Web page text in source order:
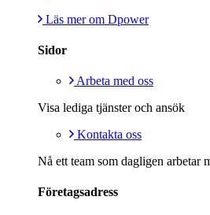
Läs mer om Dpower
Sidor
Arbeta med oss
Visa lediga tjänster och ansök
Kontakta oss
Nå ett team som dagligen arbetar
Företagsadress